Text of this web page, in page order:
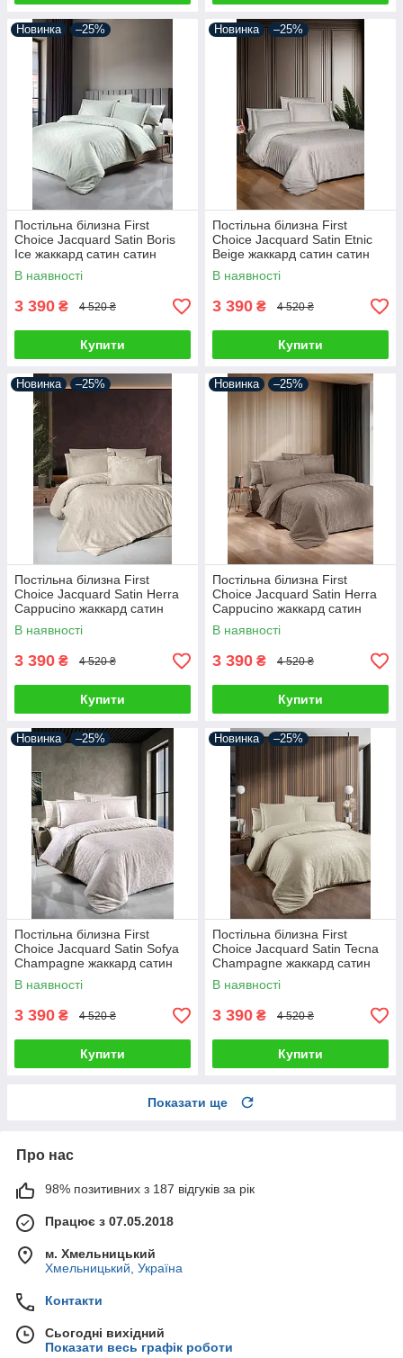
Новинка –25%
Постільна білизна First
Choice Jacquard Satin Boris
Ice жаккард сатин сатин
Туреччина 200х220см
В наявності
3 390 ₴ 4 520 ₴
Купити
Новинка –25%
Постільна білизна First
Choice Jacquard Satin Etnic
Beige жаккард сатин сатин
Туреччина 200х220см
В наявності
3 390 ₴ 4 520 ₴
Купити
Новинка –25%
Постільна білизна First
Choice Jacquard Satin Herra
Cappucino жаккард сатин
сатин Туреччина 200х220см
В наявності
3 390 ₴ 4 520 ₴
Купити
Новинка –25%
Постільна білизна First
Choice Jacquard Satin Herra
Cappucino жаккард сатин
сатин Туреччина 200х220см
В наявності
3 390 ₴ 4 520 ₴
Купити
Новинка –25%
Постільна білизна First
Choice Jacquard Satin Sofya
Champagne жаккард сатин
сатин Туреччина 200х220см
В наявності
3 390 ₴ 4 520 ₴
Купити
Новинка –25%
Постільна білизна First
Choice Jacquard Satin Tecna
Champagne жаккард сатин
сатин Туреччина 200х220см
В наявності
3 390 ₴ 4 520 ₴
Купити
Показати ще
Про нас
98% позитивних з 187 відгуків за рік
Працює з 07.05.2018
м. Хмельницький
Хмельницький, Україна
Контакти
Сьогодні вихідний
Показати весь графік роботи